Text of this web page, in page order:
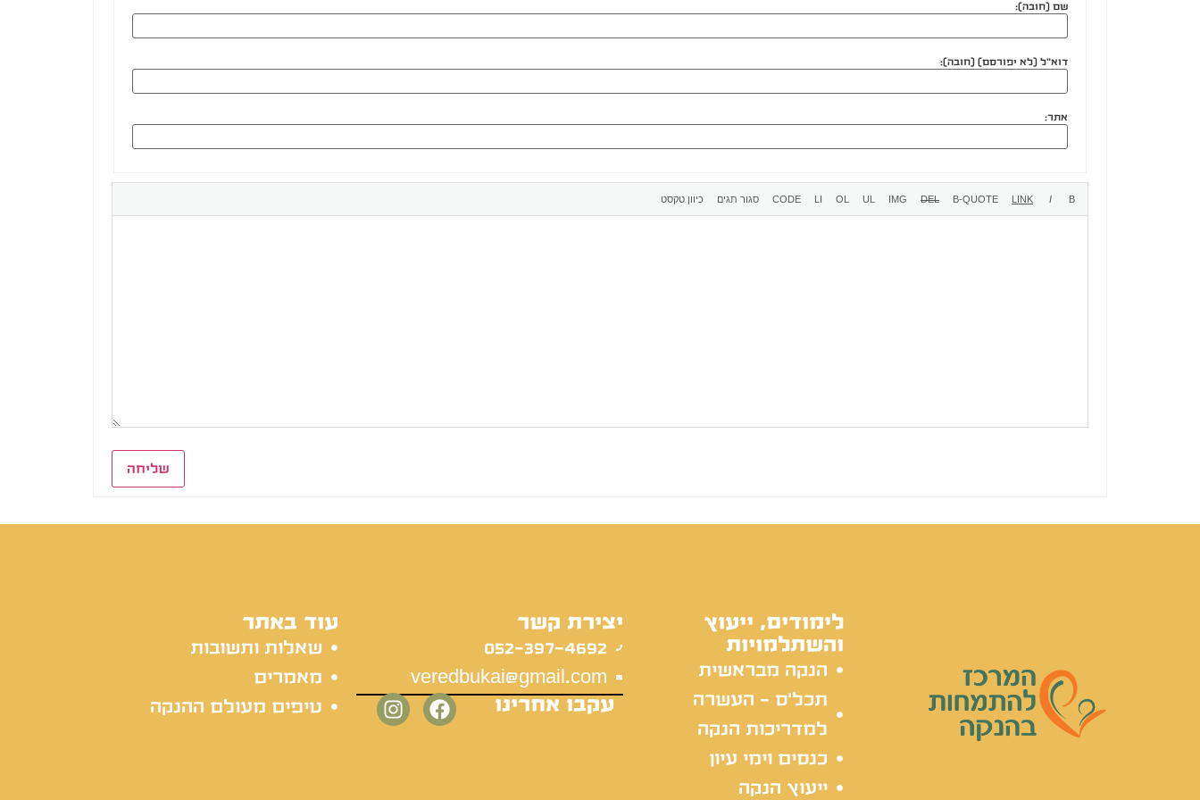
שם (חובה):
דוא"ל (לא יפורסם) (חובה):
אתר:
שליחה
לימודים, ייעוץ
והשתלמויות
הנקה מבראשית
תכל'ס - העשרה
למדריכות הנקה
כנסים וימי עיון
ייעוץ הנקה
יצירת קשר
052-397-4692
veredbukai@gmail.com
עקבו אחרינו
עוד באתר
שאלות ותשובות
מאמרים
טיפים מעולם ההנקה